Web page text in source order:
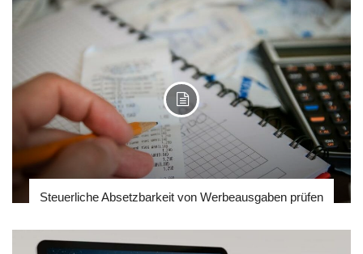
Steuerliche Absetzbarkeit von Werbeausgaben prüfen